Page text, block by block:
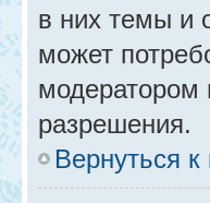
в них темы и
может
модератором
разрешения.
Вернуться к